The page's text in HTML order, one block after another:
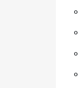
⚬
⚬
⚬
⚬